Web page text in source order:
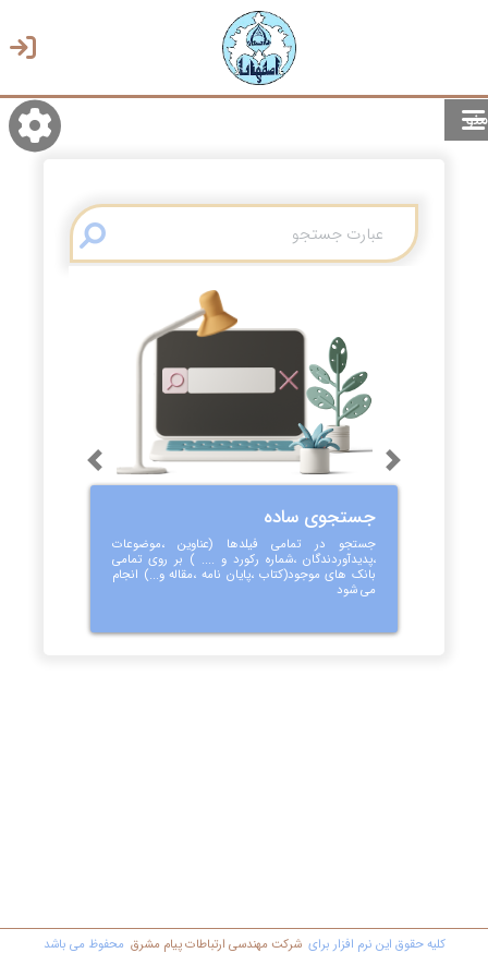
منو
انتخاب زبان
جستجوی ساده
جستجو در تمامی فیلدها (عناوین ،موضوعات
،پدیدآوردندگان ،شماره رکورد و .... ) بر روی تمامی
بانک های موجود(کتاب ،پایان نامه ،مقاله و...) انجام
می شود
Previous Next
کليه حقوق اين نرم افزار برای شرکت مهندسي ارتباطات پیام مشرق محفوظ مي باشد